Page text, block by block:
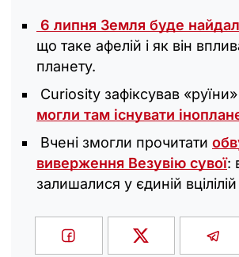
6 липня Земля буде
що таке афелій і як він
планету.
Curiosity зафіксував
могли там існувати
Вчені змогли прочитати
виверження Везувію сувої:
залишалися у єдиній вцілілій